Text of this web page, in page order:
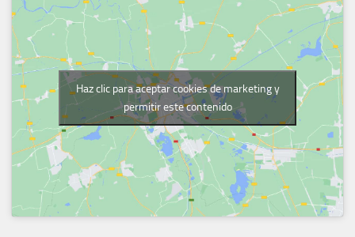
Haz clic para aceptar cookies de marketing y
permitir este contenido